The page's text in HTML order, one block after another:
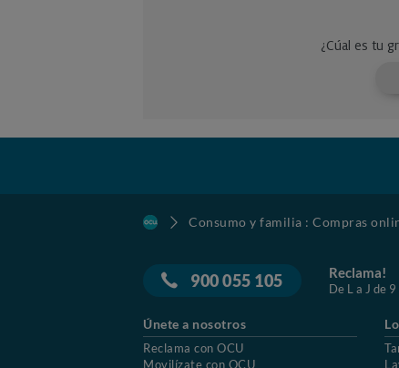
Consumo y familia : Compras
900 055 105 Reclama!
De L a J de
Únete a nosotros
Reclama con OCU
Movilízate con OCU